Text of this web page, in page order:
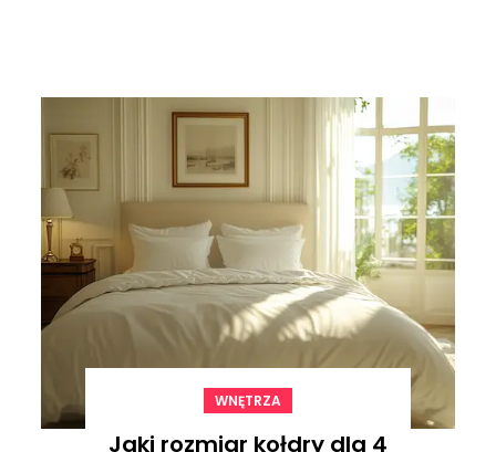
WNĘTRZA
Jaki rozmiar kołdry dla 4